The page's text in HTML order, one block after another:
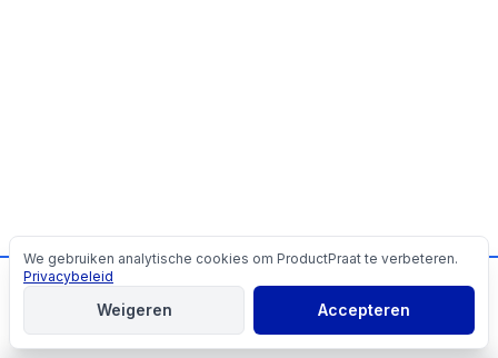
Cookies
We gebruiken analytische cookies om ProductPraat te verbeteren.
Privacybeleid
Weigeren Accepteren
📬Mis geen producttips!
Aanmelden